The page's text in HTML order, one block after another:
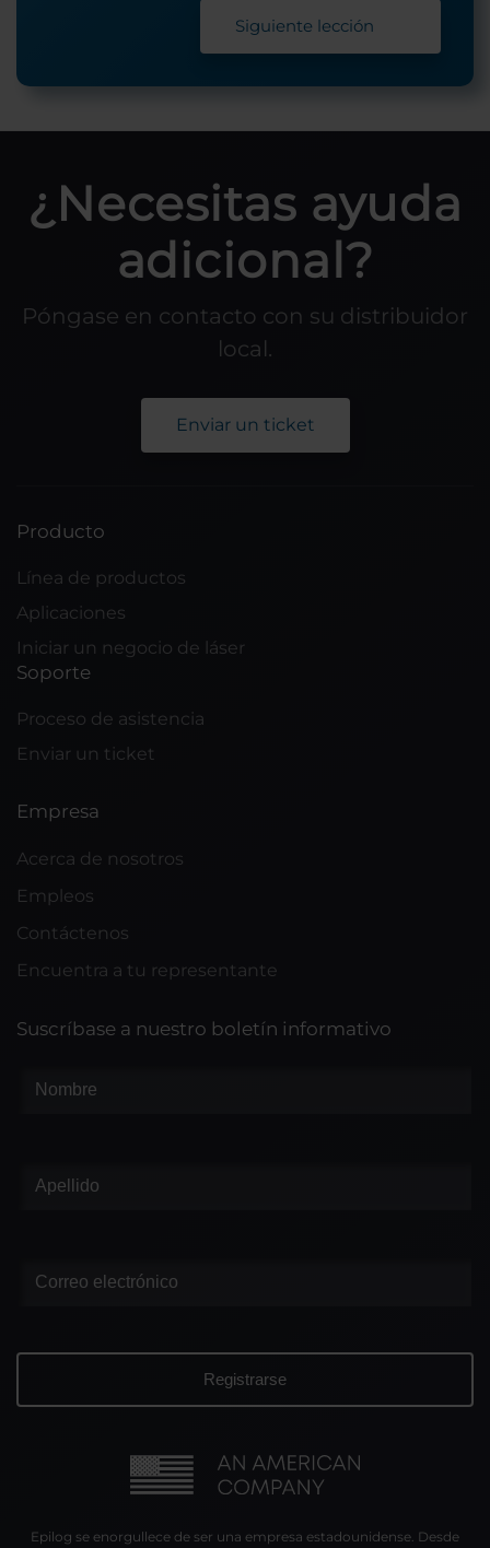
Siguiente lección
¿Necesitas ayuda
adicional?
Póngase en contacto con su distribuidor
local.
Enviar un ticket
Producto
Línea de productos
Aplicaciones
Iniciar un negocio de láser
Soporte
Proceso de asistencia
Enviar un ticket
Empresa
Acerca de nosotros
Empleos
Contáctenos
Encuentra a tu representante
Suscríbase a nuestro boletín informativo
Epilog se enorgullece de ser una empresa estadounidense. Desde